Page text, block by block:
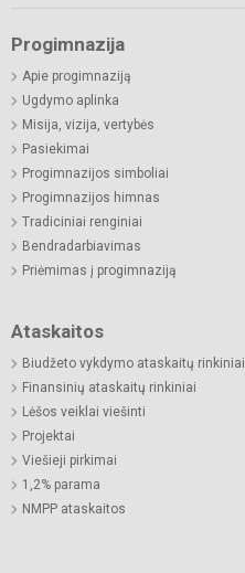
Progimnazija
Apie progimnaziją
Ugdymo aplinka
Misija, vizija, vertybės
Pasiekimai
Progimnazijos simboliai
Progimnazijos himnas
Tradiciniai renginiai
Bendradarbiavimas
Priėmimas į progimnaziją
Ataskaitos
Biudžeto vykdymo ataskaitų rinkiniai
Finansinių ataskaitų rinkiniai
Lėšos veiklai viešinti
Projektai
Viešieji pirkimai
1,2% parama
NMPP ataskaitos